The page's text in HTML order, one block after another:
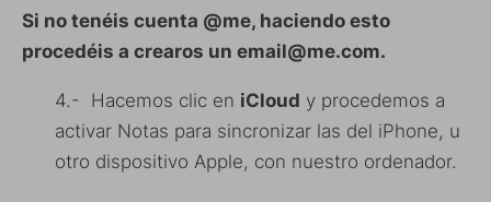
Si no tenéis cuenta @me, haciendo esto
procedéis a crearos un email@me.com.
4.- Hacemos clic en iCloud y procedemos a
activar Notas para sincronizar las del iPhone, u
otro dispositivo Apple, con nuestro ordenador.